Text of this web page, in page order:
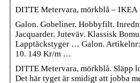
DITTE Metervara, mörkblå – IKEA
Galon. Gobeliner. Hobbyfilt.
Jacquarder. Juteväv. Klassisk
Lapptäckstyger … Galon.
10. 149 Kr/m …
DITTE Metervara, mörkblå. Släpp
Det här tyget är smidigt att jobba